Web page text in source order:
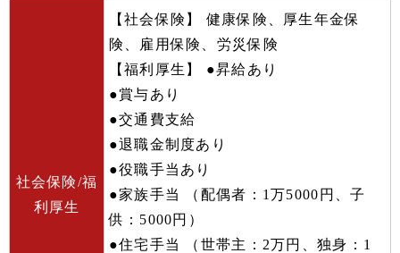
社会保険/福
利厚生
【社会保険】 健康保険、厚生年金保
険、雇用保険、労災保険
【福利厚生】 ●昇給あり
●賞与あり
●交通費支給
●退職金制度あり
●役職手当あり
●家族手当 （配偶者：1万5000円、子
供：5000円）
●住宅手当 （世帯主：2万円、独身：1